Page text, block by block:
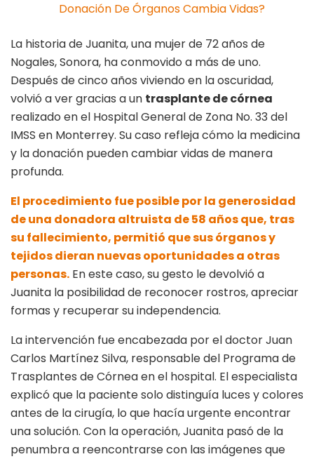
Donación De Órganos Cambia Vidas?
La historia de Juanita, una mujer de 72 años de
Nogales, Sonora, ha conmovido a más de uno.
Después de cinco años viviendo en la oscuridad,
volvió a ver gracias a un trasplante de córnea
realizado en el Hospital General de Zona No. 33 del
IMSS en Monterrey. Su caso refleja cómo la medicina
y la donación pueden cambiar vidas de manera
profunda.
El procedimiento fue posible por la generosidad
de una donadora altruista de 58 años que, tras
su fallecimiento, permitió que sus órganos y
tejidos dieran nuevas oportunidades a otras
personas. En este caso, su gesto le devolvió a
Juanita la posibilidad de reconocer rostros, apreciar
formas y recuperar su independencia.
La intervención fue encabezada por el doctor Juan
Carlos Martínez Silva, responsable del Programa de
Trasplantes de Córnea en el hospital. El especialista
explicó que la paciente solo distinguía luces y colores
antes de la cirugía, lo que hacía urgente encontrar
una solución. Con la operación, Juanita pasó de la
penumbra a reencontrarse con las imágenes que